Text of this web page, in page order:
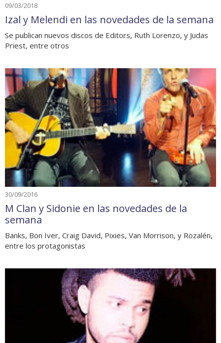
09/03/2018
Izal y Melendi en las novedades de la semana
Se publican nuevos discos de Editors, Ruth Lorenzo, y Judas
Priest, entre otros
30/09/2016
M Clan y Sidonie en las novedades de la
semana
Banks, Bon Iver, Craig David, Pixies, Van Morrison, y Rozalén,
entre los protagonistas